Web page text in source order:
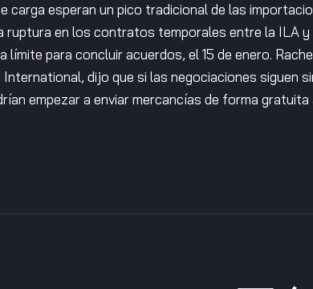
carga esperan un pico tradicional de las
ruptura en los contratos temporales entre la ILA
límite para concluir acuerdos, el 15 de enero.
dijo que si las negociaciones siguen
empezar a enviar mercancías de forma